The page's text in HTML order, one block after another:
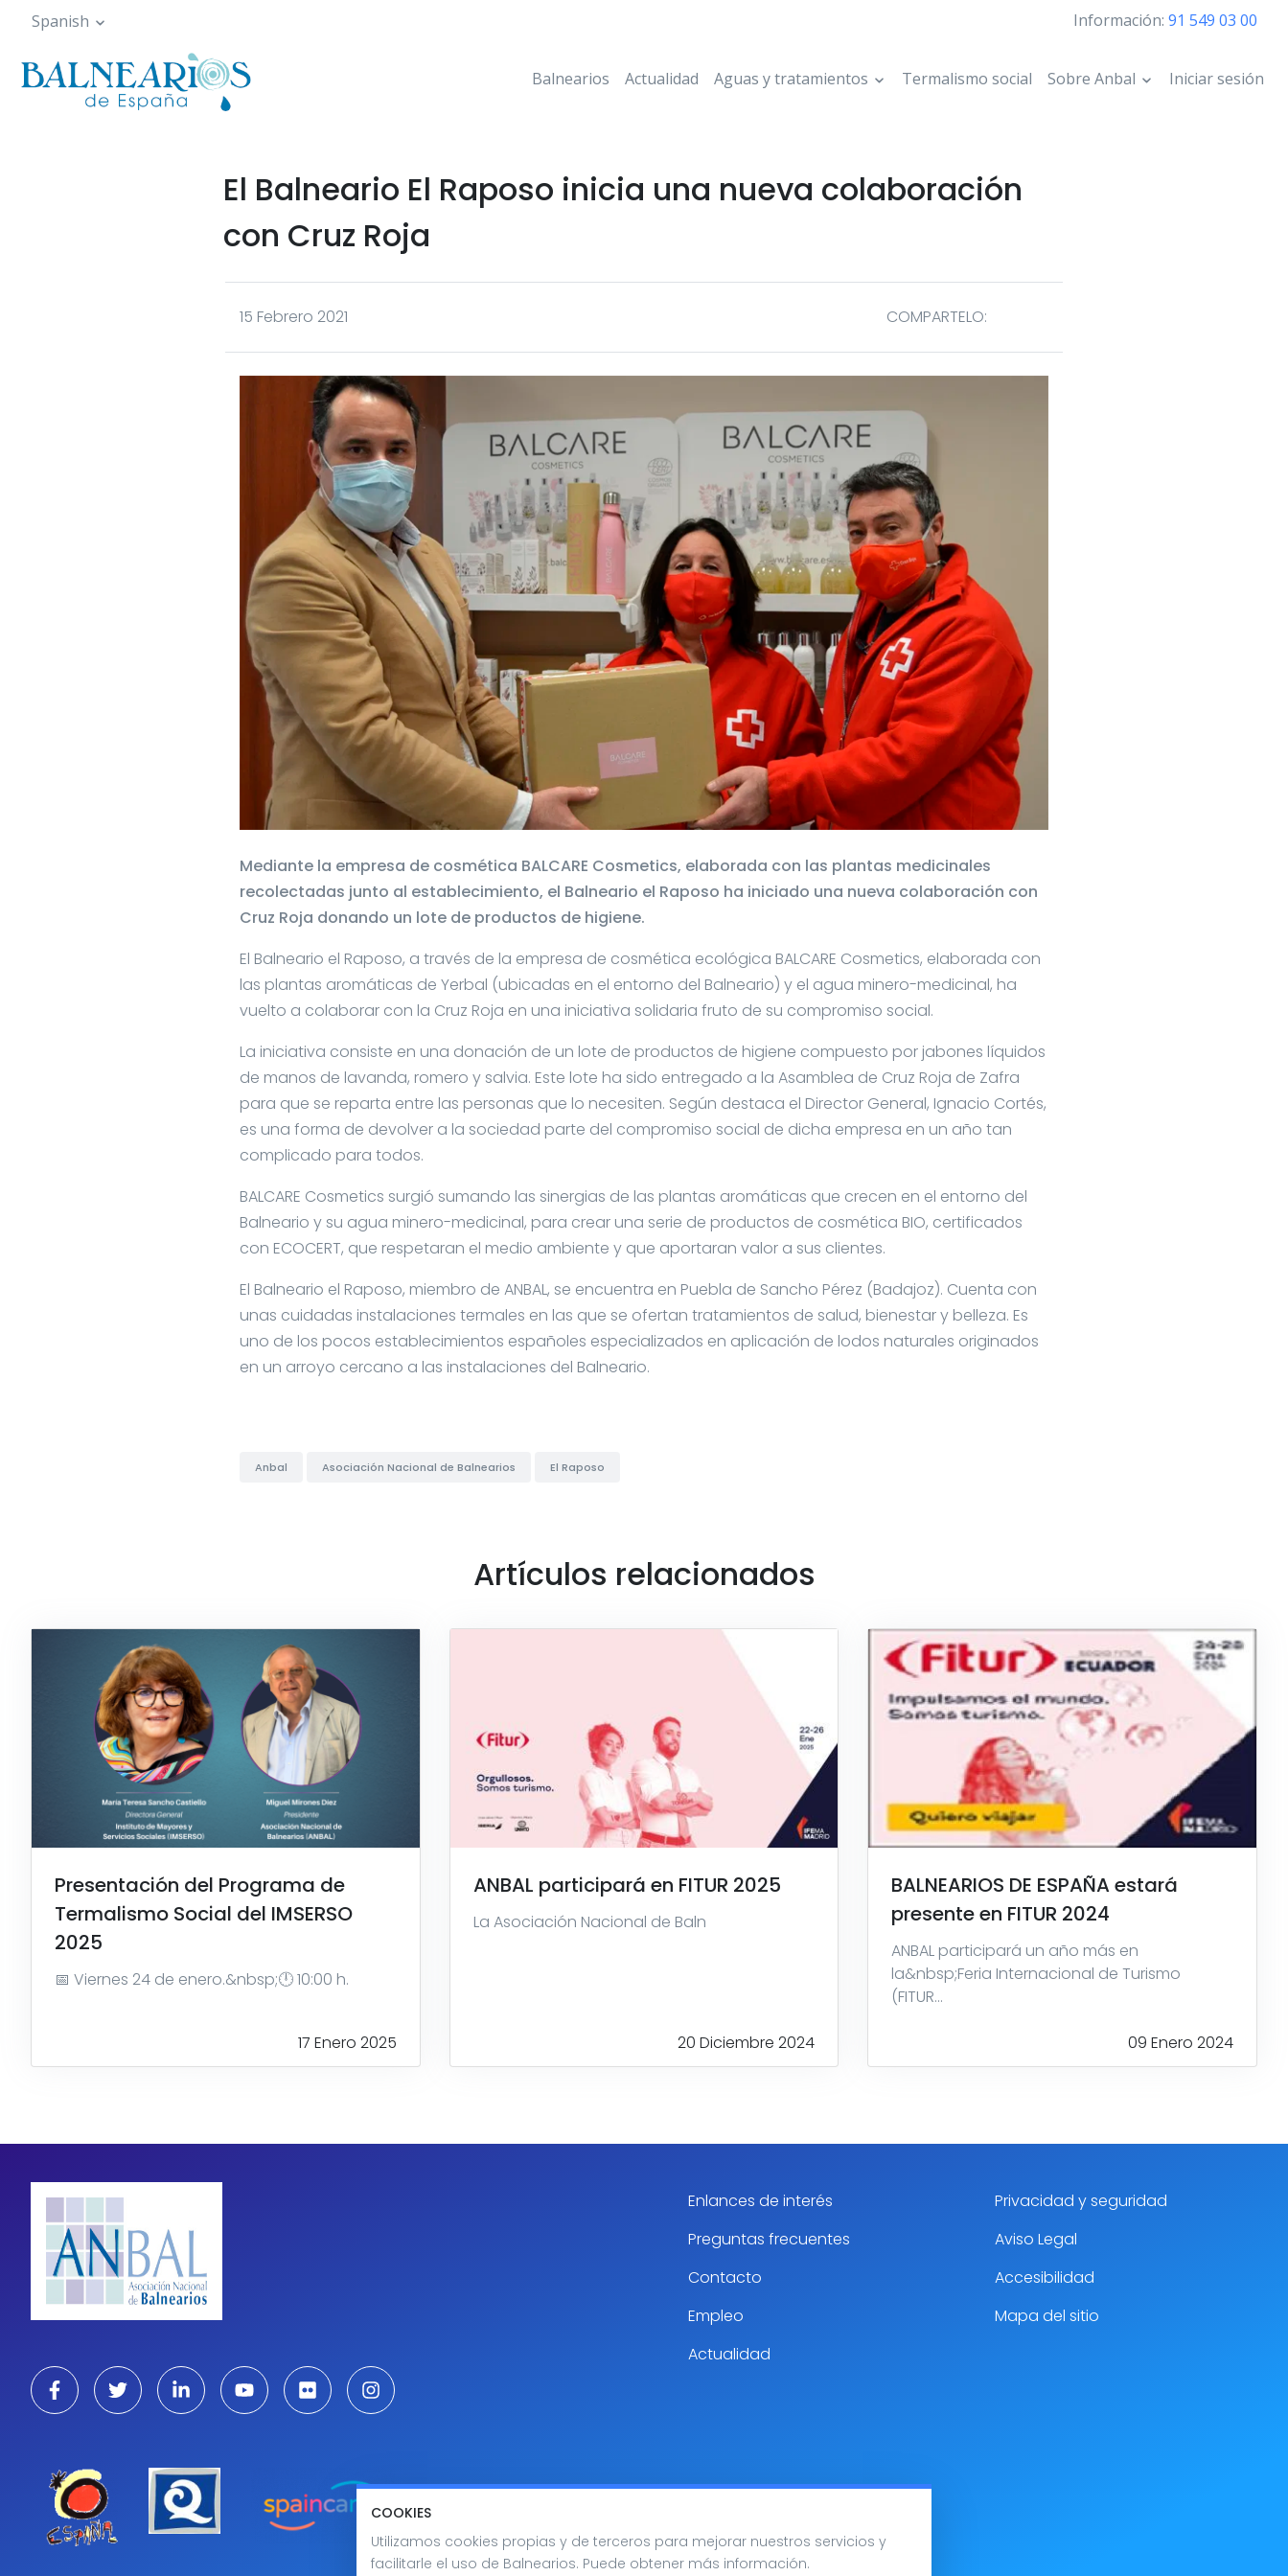
Pasar
contenido
principal
Spanish Información: 91 549 03 00
Balnearios Actualidad Aguas y tratamientos Termalismo social Sobre Anbal Iniciar sesión
El Balneario El Raposo inicia una nueva colaboración
con Cruz Roja
15 Febrero 2021 COMPARTELO:
Mediante la empresa de cosmética BALCARE Cosmetics, elaborada con las plantas medicinales
recolectadas junto al establecimiento, el Balneario el Raposo ha iniciado una nueva colaboración con
Cruz Roja donando un lote de productos de higiene.
El Balneario el Raposo, a través de la empresa de cosmética ecológica BALCARE Cosmetics, elaborada con
las plantas aromáticas de Yerbal (ubicadas en el entorno del Balneario) y el agua minero-medicinal, ha
vuelto a colaborar con la Cruz Roja en una iniciativa solidaria fruto de su compromiso social.
La iniciativa consiste en una donación de un lote de productos de higiene compuesto por jabones líquidos
de manos de lavanda, romero y salvia. Este lote ha sido entregado a la Asamblea de Cruz Roja de Zafra
para que se reparta entre las personas que lo necesiten. Según destaca el Director General, Ignacio Cortés,
es una forma de devolver a la sociedad parte del compromiso social de dicha empresa en un año tan
complicado para todos.
BALCARE Cosmetics surgió sumando las sinergias de las plantas aromáticas que crecen en el entorno del
Balneario y su agua minero-medicinal, para crear una serie de productos de cosmética BIO, certificados
con ECOCERT, que respetaran el medio ambiente y que aportaran valor a sus clientes.
El Balneario el Raposo, miembro de ANBAL, se encuentra en Puebla de Sancho Pérez (Badajoz). Cuenta con
unas cuidadas instalaciones termales en las que se ofertan tratamientos de salud, bienestar y belleza. Es
uno de los pocos establecimientos españoles especializados en aplicación de lodos naturales originados
en un arroyo cercano a las instalaciones del Balneario.
Anbal Asociación Nacional de Balnearios El Raposo
Artículos relacionados
Presentación del Programa de
Termalismo Social del IMSERSO
2025
📅 Viernes 24 de enero.&nbsp;🕛 10:00 h.
17 Enero 2025
ANBAL participará en FITUR 2025
La Asociación Nacional de Baln
20 Diciembre 2024
BALNEARIOS DE ESPAÑA estará
presente en FITUR 2024
ANBAL participará un año más en
la&nbsp;Feria Internacional de Turismo
(FITUR...
09 Enero 2024
Enlances de interés
Preguntas frecuentes
Contacto
Empleo
Actualidad
Privacidad y seguridad
Aviso Legal
Accesibilidad
Mapa del sitio
COOKIES
Utilizamos cookies propias y de terceros para mejorar nuestros servicios y
facilitarle el uso de Balnearios. Puede obtener más información.